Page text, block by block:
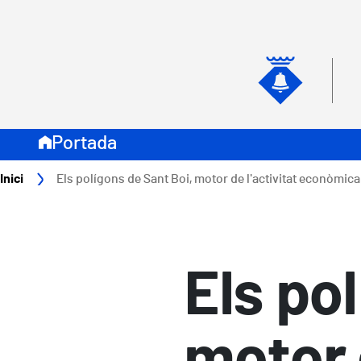
Navegació secundari
Portada
Fil d'ariadna
Inici Els polígons de Sant Boi, motor de l'activitat econòmica
Els